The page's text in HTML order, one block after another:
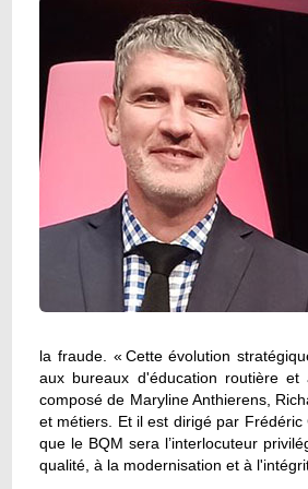
la fraude. « Cette évolution
aux bureaux d'éducation routière
composé de Maryline Anthierens,
et métiers. Et il est dirigé par
que le BQM sera l’interlocuteur
qualité, à la modernisation et à